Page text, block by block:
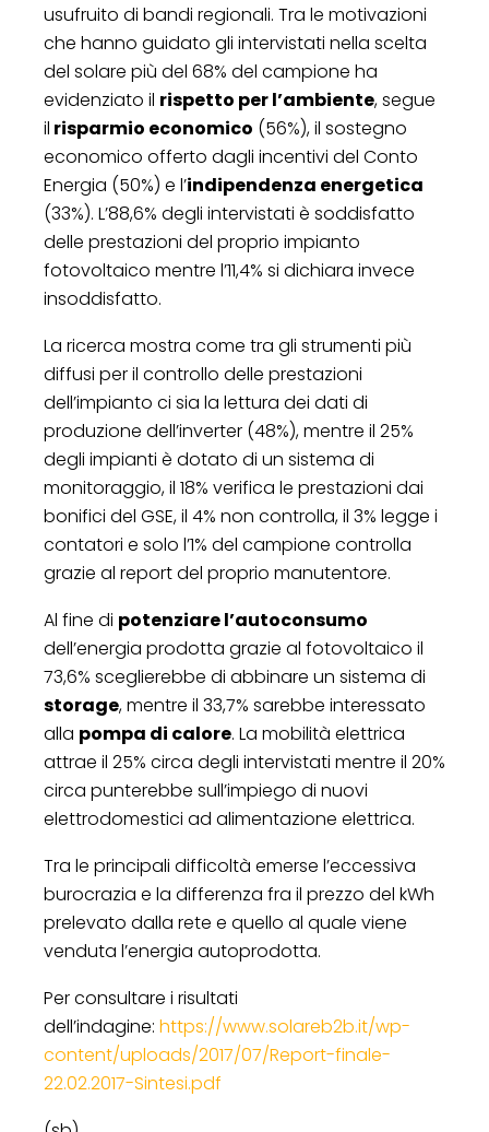
usufruito di bandi regionali. Tra le motivazioni
che hanno guidato gli intervistati nella scelta
del solare più del 68% del campione ha
evidenziato il rispetto per l’ambiente, segue
il risparmio economico (56%), il sostegno
economico offerto dagli incentivi del Conto
Energia (50%) e l’indipendenza energetica
(33%). L’88,6% degli intervistati è soddisfatto
delle prestazioni del proprio impianto
fotovoltaico mentre l’11,4% si dichiara invece
insoddisfatto.
La ricerca mostra come tra gli strumenti più
diffusi per il controllo delle prestazioni
dell’impianto ci sia la lettura dei dati di
produzione dell’inverter (48%), mentre il 25%
degli impianti è dotato di un sistema di
monitoraggio, il 18% verifica le prestazioni dai
bonifici del GSE, il 4% non controlla, il 3% legge i
contatori e solo l’1% del campione controlla
grazie al report del proprio manutentore.
Al fine di potenziare l’autoconsumo
dell’energia prodotta grazie al fotovoltaico il
73,6% sceglierebbe di abbinare un sistema di
storage, mentre il 33,7% sarebbe interessato
alla pompa di calore. La mobilità elettrica
attrae il 25% circa degli intervistati mentre il 20%
circa punterebbe sull’impiego di nuovi
elettrodomestici ad alimentazione elettrica.
Tra le principali difficoltà emerse l’eccessiva
burocrazia e la differenza fra il prezzo del kWh
prelevato dalla rete e quello al quale viene
venduta l’energia autoprodotta.
Per consultare i risultati
dell’indagine: https://www.solareb2b.it/wp-
content/uploads/2017/07/Report-finale-
22.02.2017-Sintesi.pdf